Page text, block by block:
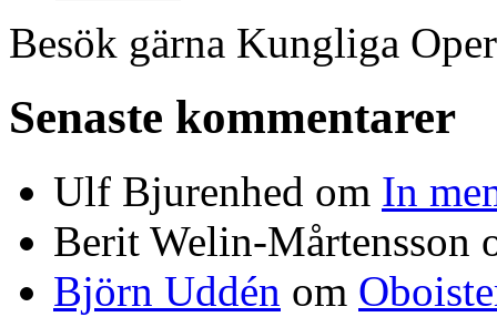
Besök gärna Kungliga
Senaste kommentarer
Ulf Bjurenhed om In
Berit Welin-Mårtensson
Björn Uddén om